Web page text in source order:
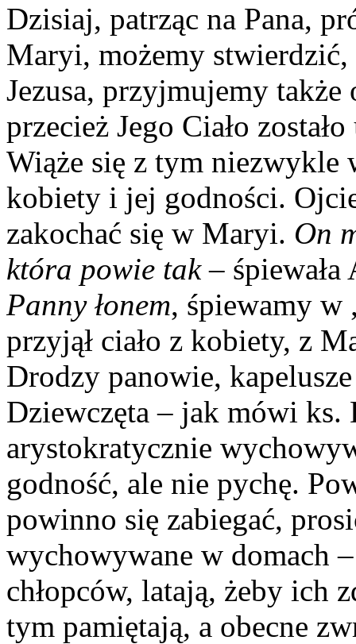
Dzisiaj, patrząc na Pana,
Maryi, możemy
Jezusa, przyjmujemy
przecież Jego Ciało
Wiąże się z tym niezwykle
kobiety i jej godności.
zakochać się w Maryi. On
która powie tak–
Panny łonem, śpiewamy w
przyjął ciało z kobiety, z
Drodzy panowie,
Dziewczęta – jak mówi
arystokratycznie
godność, ale nie pychę.
powinno się zabiegać,
wychowywane w domach
chłopców, latają, żeby ich
tym pamiętają, a obecne